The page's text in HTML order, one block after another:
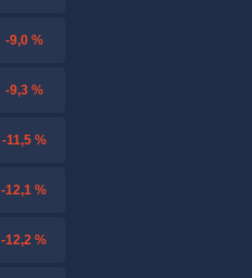
-9,0 %
-9,3 %
-11,5 %
-12,1 %
-12,2 %